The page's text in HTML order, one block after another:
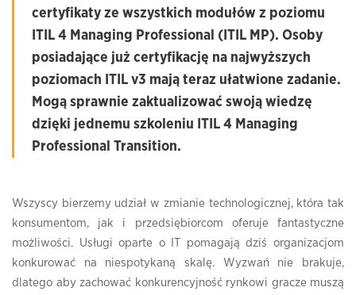
certyfikaty ze wszystkich modułów z poziomu
ITIL 4 Managing Professional (ITIL MP). Osoby
posiadające już certyfikację na najwyższych
poziomach ITIL v3 mają teraz ułatwione zadanie.
Mogą sprawnie zaktualizować swoją wiedzę
dzięki jednemu szkoleniu ITIL 4 Managing
Professional Transition.
Wszyscy bierzemy udział w zmianie technologicznej, która tak
konsumentom, jak i przedsiębiorcom oferuje fantastyczne
możliwości. Usługi oparte o IT pomagają dziś organizacjom
konkurować na niespotykaną skalę. Wyzwań nie brakuje,
dlatego aby zachować konkurencyjność rynkowi gracze muszą